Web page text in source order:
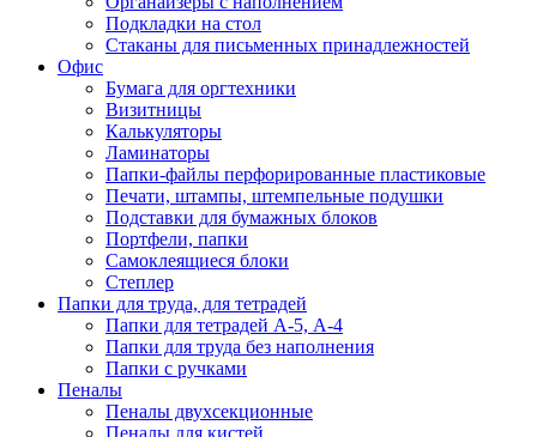
Подкладки на стол
Стаканы для письменных принадлежностей
Офис
Бумага для оргтехники
Визитницы
Калькуляторы
Ламинаторы
Папки-файлы перфорированные пластиковые
Печати, штампы, штемпельные подушки
Подставки для бумажных блоков
Портфели, папки
Самоклеящиеся блоки
Степлер
Папки для труда, для тетрадей
Папки для тетрадей А-5, А-4
Папки для труда без наполнения
Папки с ручками
Пеналы
Пеналы двухсекционные
Пеналы для кистей